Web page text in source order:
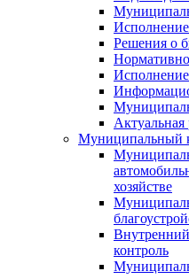
Решения о
Муниципальный
хозяйстве
контроль